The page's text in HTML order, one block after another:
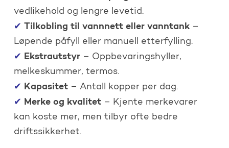
vedlikehold og lengre levetid.
✔ Tilkobling til vannnett eller vanntank–
Løpende påfyll eller manuell etterfylling.
✔ Ekstrautstyr– Oppbevaringshyller,
melkeskummer, termos.
✔ Kapasitet– Antall kopper per dag.
✔ Merke og kvalitet– Kjente merkevarer
kan koste mer, men tilbyr ofte bedre
driftssikkerhet.